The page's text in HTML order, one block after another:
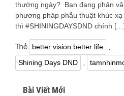
thường ngày? Bạn đang phân
phương pháp phẫu thuật khúc
thì #SHININGDAYSDND chính
Thẻ: better vision better life ,
Shining Days DND ,
Bài Viết Mới